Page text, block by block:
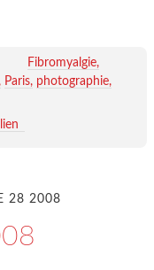
Fibromyalgie,
Paris photographie
28 2008